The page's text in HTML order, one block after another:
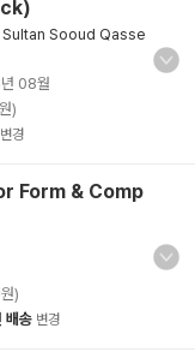
Sultan Sooud Qasse
08월
)
변경
Form & Comp
)
배송 변경